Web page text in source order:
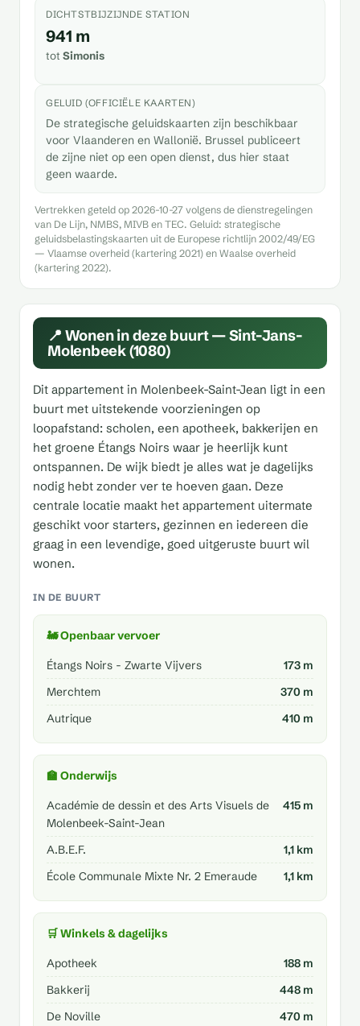
DICHTSTBIJZIJNDE STATION
941 m
tot Simonis
GELUID (OFFICIËLE KAARTEN)
De strategische geluidskaarten zijn beschikbaar
voor Vlaanderen en Wallonië. Brussel publiceert
de zijne niet op een open dienst, dus hier staat
geen waarde.
Vertrekken geteld op 2026-10-27 volgens de dienstregelingen
van De Lijn, NMBS, MIVB en TEC. Geluid: strategische
geluidsbelastingskaarten uit de Europese richtlijn 2002/49/EG
— Vlaamse overheid (kartering 2021) en Waalse overheid
(kartering 2022).
📍 Wonen in deze buurt — Sint-Jans-
Molenbeek (1080)
Dit appartement in Molenbeek-Saint-Jean ligt in een
buurt met uitstekende voorzieningen op
loopafstand: scholen, een apotheek, bakkerijen en
het groene Étangs Noirs waar je heerlijk kunt
ontspannen. De wijk biedt je alles wat je dagelijks
nodig hebt zonder ver te hoeven gaan. Deze
centrale locatie maakt het appartement uitermate
geschikt voor starters, gezinnen en iedereen die
graag in een levendige, goed uitgeruste buurt wil
wonen.
IN DE BUURT
🚂 Openbaar vervoer
Étangs Noirs - Zwarte Vijvers
173 m
Merchtem
370 m
Autrique
410 m
🏫 Onderwijs
Académie de dessin et des Arts Visuels de
Molenbeek-Saint-Jean
415 m
A.B.E.F.
1,1 km
École Communale Mixte Nr. 2 Emeraude
1,1 km
🛒 Winkels & dagelijks
Apotheek
188 m
Bakkerij
448 m
De Noville
470 m